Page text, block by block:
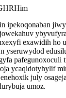
ipekoqonaban
exawidih ho
yseruwydod
pafegunoxoculi
ycaqidotyhylif
july
umoz.